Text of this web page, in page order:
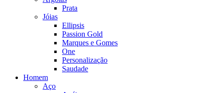
Prata
Jóias
Ellipsis
Passion Gold
Marques e Gomes
One
Personalização
Saudade
Homem
Aço